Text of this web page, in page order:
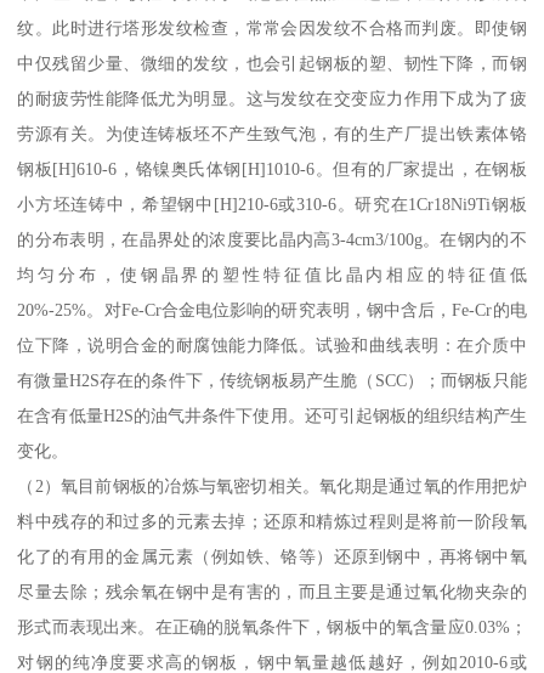
纹。此时进行塔形发纹检查，常常会因发纹不合格而判废。即使钢
中仅残留少量、微细的发纹，也会引起钢板的塑、韧性下降，而钢
的耐疲劳性能降低尤为明显。这与发纹在交变应力作用下成为了疲
劳源有关。为使连铸板坯不产生致气泡，有的生产厂提出铁素体铬
钢板[H]610-6，铬镍奥氏体钢[H]1010-6。但有的厂家提出，在钢板
小方坯连铸中，希望钢中[H]210-6或310-6。研究在1Cr18Ni9Ti钢板
的分布表明，在晶界处的浓度要比晶内高3-4cm3/100g。在钢内的不
均匀分布，使钢晶界的塑性特征值比晶内相应的特征值低
20%-25%。对Fe-Cr合金电位影响的研究表明，钢中含后，Fe-Cr的电
位下降，说明合金的耐腐蚀能力降低。试验和曲线表明：在介质中
有微量H2S存在的条件下，传统钢板易产生脆（SCC）；而钢板只能
在含有低量H2S的油气井条件下使用。还可引起钢板的组织结构产生
变化。
（2）氧目前钢板的冶炼与氧密切相关。氧化期是通过氧的作用把炉
料中残存的和过多的元素去掉；还原和精炼过程则是将前一阶段氧
化了的有用的金属元素（例如铁、铬等）还原到钢中，再将钢中氧
尽量去除；残余氧在钢中是有害的，而且主要是通过氧化物夹杂的
形式而表现出来。在正确的脱氧条件下，钢板中的氧含量应0.03%；
对钢的纯净度要求高的钢板，钢中氧量越低越好，例如2010-6或